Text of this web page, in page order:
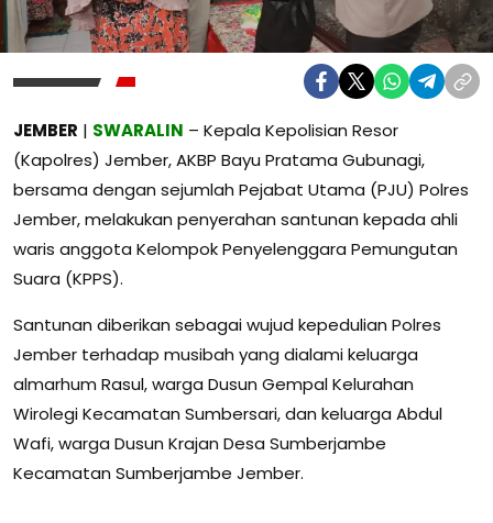
JEMBER | SWARALIN – Kepala Kepolisian Resor
(Kapolres) Jember, AKBP Bayu Pratama Gubunagi,
bersama dengan sejumlah Pejabat Utama (PJU) Polres
Jember, melakukan penyerahan santunan kepada ahli
waris anggota Kelompok Penyelenggara Pemungutan
Suara (KPPS).
Santunan diberikan sebagai wujud kepedulian Polres
Jember terhadap musibah yang dialami keluarga
almarhum Rasul, warga Dusun Gempal Kelurahan
Wirolegi Kecamatan Sumbersari, dan keluarga Abdul
Wafi, warga Dusun Krajan Desa Sumberjambe
Kecamatan Sumberjambe Jember.